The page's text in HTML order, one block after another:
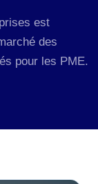
est
des
pour les PME.